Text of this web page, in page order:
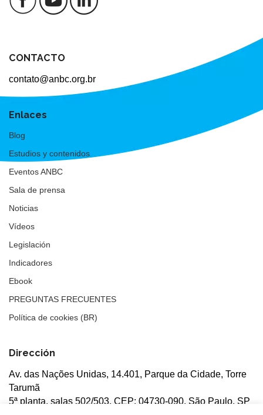
CONTACTO
contato@anbc.org.br
Enlaces
Blog
Estudios y contenidos
Eventos ANBC
Sala de prensa
Noticias
Vídeos
Legislación
Indicadores
Ebook
PREGUNTAS FRECUENTES
Política de cookies (BR)
Dirección
Av. das Nações Unidas, 14.401, Parque da Cidade, Torre
Tarumã
5ª planta, salas 502/503, CEP: 04730-090, São Paulo, SP